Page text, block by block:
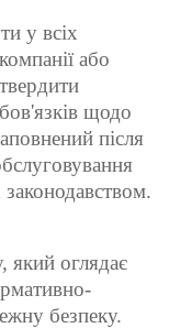
або
щодо
після
безпеку.